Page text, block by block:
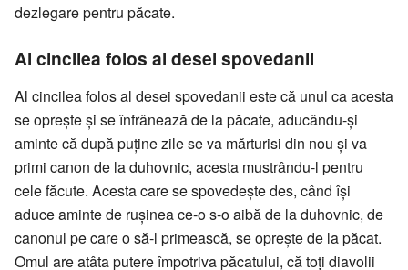
dezlegare pentru păcate.
Al cincilea folos al desei spovedanii
Al cincilea folos al desei spovedanii este că unul ca acesta
se oprește și se înfrânează de la păcate, aducându-și
aminte că după puține zile se va mărturisi din nou și va
primi canon de la duhovnic, acesta mustrându-l pentru
cele făcute. Acesta care se spovedește des, când își
aduce aminte de rușinea ce-o s-o aibă de la duhovnic, de
canonul pe care o să-l primească, se oprește de la păcat.
Omul are atâta putere împotriva păcatului, că toți diavolii